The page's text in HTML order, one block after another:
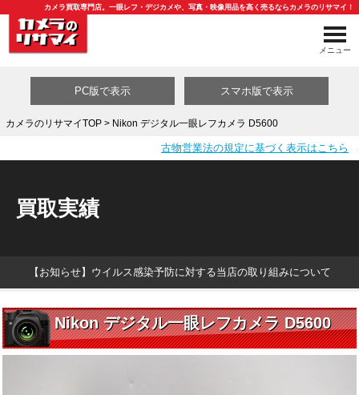
カメラ買取専門店。一眼レフ・デジカメや、写真・映像用品を高く売るならカメラのリサマイ！
メニュー
買取カテゴリ一覧
PC版で表示 スマホ版で表示
カメラのリサマイTOP> Nikon デジタル一眼レフカメラ D5600
古物営業法の規定に基づく表示はこちら
買取実績
【お知らせ】ウイルス感染予防に対する当店の取り組みについて
Nikon デジタル一眼レフカメラ D5600